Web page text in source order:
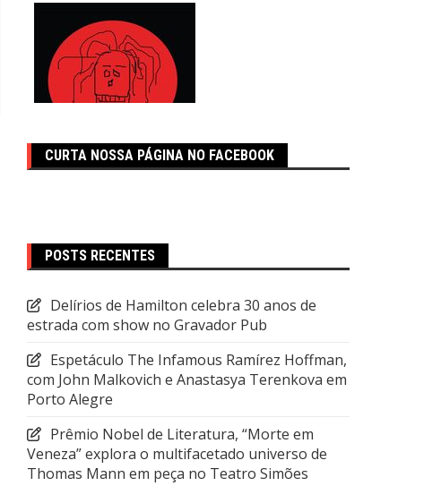
CURTA NOSSA PÁGINA NO FACEBOOK
POSTS RECENTES
Delírios de Hamilton celebra 30 anos de
estrada com show no Gravador Pub
Espetáculo The Infamous Ramírez Hoffman,
com John Malkovich e Anastasya Terenkova em
Porto Alegre
Prêmio Nobel de Literatura, “Morte em
Veneza” explora o multifacetado universo de
Thomas Mann em peça no Teatro Simões